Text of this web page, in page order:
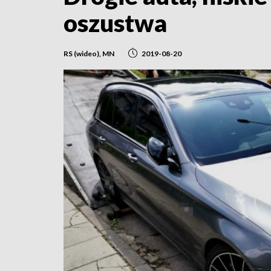
oszustwa
RS (wideo), MN 2019-08-20